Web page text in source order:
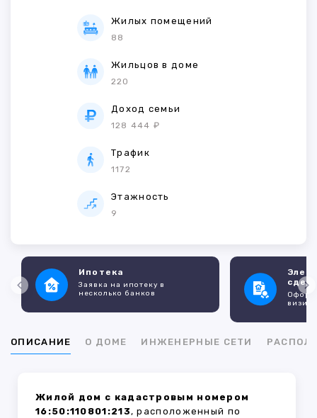
Жилых помещений
88
Жильцов в доме
220
Доход семьи
128 444 ₽
Трафик
1172
Этажность
9
Ипотека
Заявка на ипотеку в
несколько банков
ОПИСАНИЕ О ДОМЕ ИНЖЕНЕРНЫЕ СЕТИ
Жилой дом с кадастровым номером
16:50:110801:213, расположенный по